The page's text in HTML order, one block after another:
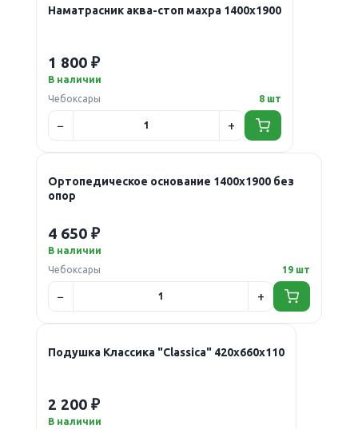
Наматрасник аква-стоп махра 1400х1900
1 800 ₽
В наличии
Чебоксары
8 шт
Ортопедическое основание 1400х1900 без
опор
4 650 ₽
В наличии
Чебоксары
19 шт
Подушка Классика "Classica" 420х660х110
2 200 ₽
В наличии